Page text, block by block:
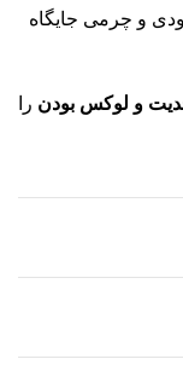
و چرمی جایگاه
و لوکس بودن را